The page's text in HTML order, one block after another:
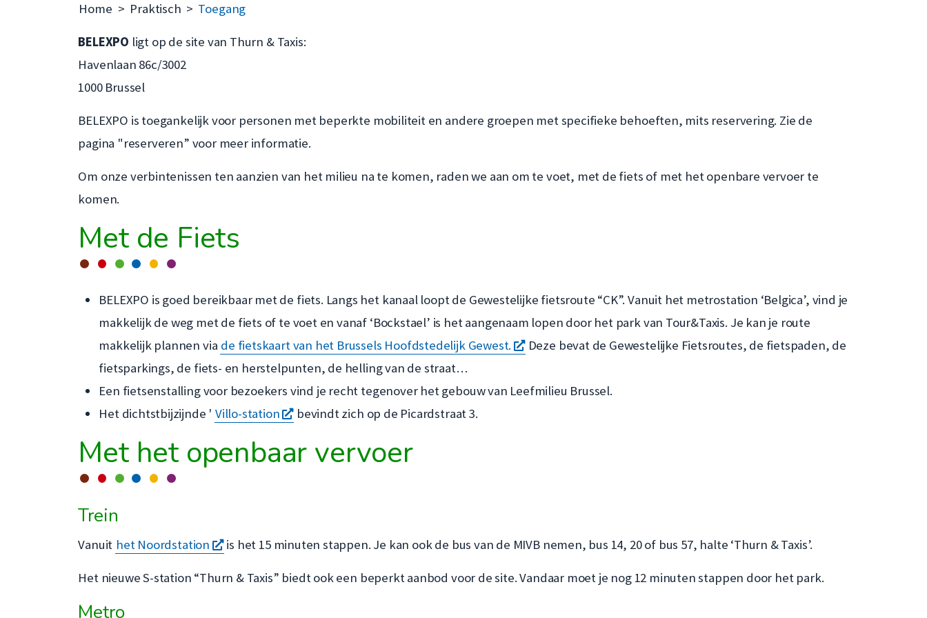
Home Praktisch Toegang
BELEXPO ligt op de site van Thurn & Taxis:
Havenlaan 86c/3002
1000 Brussel
BELEXPO is toegankelijk voor personen met beperkte mobiliteit en andere groepen met specifieke behoeften, mits reservering. Zie de
pagina "reserveren” voor meer informatie.
Om onze verbintenissen ten aanzien van het milieu na te komen, raden we aan om te voet, met de fiets of met het openbare vervoer te
komen.
Met de Fiets
BELEXPO is goed bereikbaar met de fiets. Langs het kanaal loopt de Gewestelijke fietsroute “CK”. Vanuit het metrostation ‘Belgica’, vind je
makkelijk de weg met de fiets of te voet en vanaf ‘Bockstael’ is het aangenaam lopen door het park van Tour&Taxis. Je kan je route
makkelijk plannen via de fietskaart van het Brussels Hoofdstedelijk Gewest.
opent
nieuw
Deze bevat de Gewestelijke Fietsroutes, de fietspaden, de
fietsparkings, de fiets- en herstelpunten, de helling van de straat…
Een fietsenstalling voor bezoekers vind je recht tegenover het gebouw van Leefmilieu Brussel.
Het dichtstbijzijnde ' Villo-station
opent
nieuw
bevindt zich op de Picardstraat 3.
Met het openbaar vervoer
Trein
Vanuit het Noordstation
opent
is het 15 minuten stappen. Je kan ook de bus van de MIVB nemen, bus 14, 20 of bus 57, halte ‘Thurn & Taxis’.
Het nieuwe S-station “Thurn & Taxis” biedt ook een beperkt aanbod voor de site. Vandaar moet je nog 12 minuten stappen door het park.
Metro